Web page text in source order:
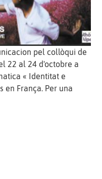
pel collòqui de
22 al 24 d'octobre a
« Identitat e
en França. Per una